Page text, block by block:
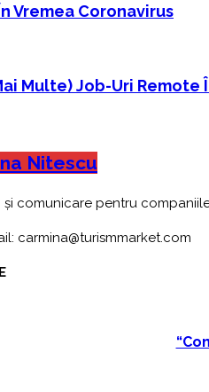
Vremea Coronavirus
Multe) Job-Uri Remote
Nitescu
comunicare pentru
carmina@turismmarket.com